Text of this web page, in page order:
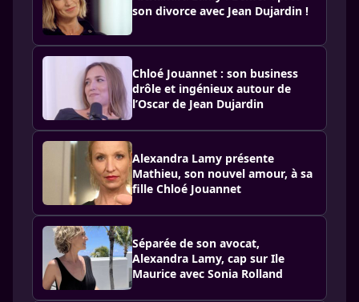
son divorce avec Jean Dujardin !
Chloé Jouannet : son business
drôle et ingénieux autour de
l’Oscar de Jean Dujardin
Alexandra Lamy présente
Mathieu, son nouvel amour, à sa
fille Chloé Jouannet
Séparée de son avocat,
Alexandra Lamy, cap sur Ile
Maurice avec Sonia Rolland